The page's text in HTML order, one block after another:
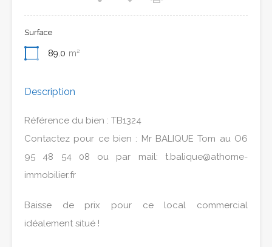
Surface
89.0 m²
Description
Référence du bien : TB1324
Contactez pour ce bien : Mr BALIQUE Tom au O6
95 48 54 08 ou par mail: t.balique@athome-
immobilier.fr
Baisse de prix pour ce local commercial
idéalement situé !